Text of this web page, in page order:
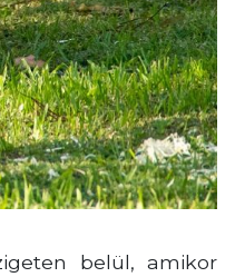
belül, amikor